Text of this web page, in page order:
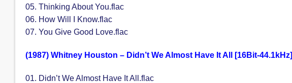
05. Thinking About You.flac
06. How Will I Know.flac
07. You Give Good Love.flac
(1987) Whitney Houston – Didn’t We Almost Have It All [16Bit-44.1kHz]
01. Didn’t We Almost Have It All.flac